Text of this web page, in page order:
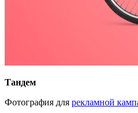
Тандем
Фотография для рекламной